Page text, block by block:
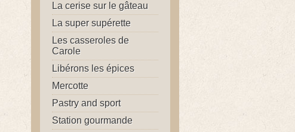
La cerise sur le gâteau
La super supérette
Les casseroles de
Carole
Libérons les épices
Mercotte
Pastry and sport
Station gourmande